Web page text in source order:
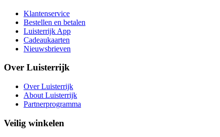
Klantenservice
Bestellen en betalen
Luisterrijk App
Cadeaukaarten
Nieuwsbrieven
Over Luisterrijk
Over Luisterrijk
About Luisterrijk
Partnerprogramma
Veilig winkelen